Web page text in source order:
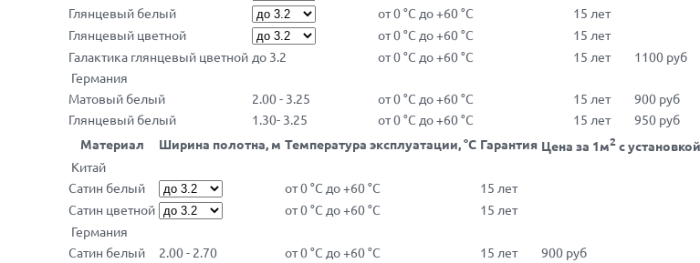
Глянцевый белый
от 0 °С до +60 °С
15 лет
Глянцевый цветной
от 0 °С до +60 °С
15 лет
Галактика глянцевый цветной до 3.2 от 0 °С до +60 °С 15 лет
1100 руб
Германия
Матовый белый
2.00 - 3.25 от 0 °С до +60 °С 15 лет
900 руб
Глянцевый белый
1.30- 3.25 от 0 °С до +60 °С 15 лет
950 руб
Материал
Ширина полотна, м Температура эксплуатации, °С Гарантия Цена за 1м2с установкой
Китай
Сатин белый
от 0 °С до +60 °С
15 лет
Сатин цветной
от 0 °С до +60 °С
15 лет
Германия
Сатин белый
2.00 - 2.70 от 0 °С до +60 °С 15 лет
900 руб